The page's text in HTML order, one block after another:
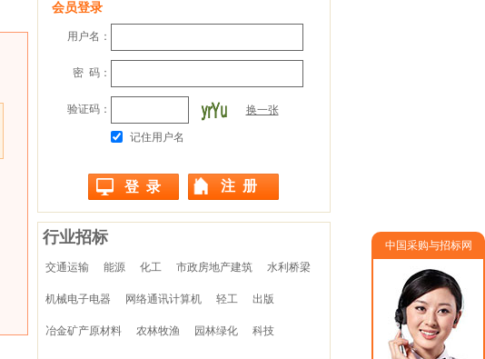
会员登录
用户名：
密 码：
验证码： 换一张
记住用户名
注 册
行业招标
交通运输 能源 化工 市政房地产建筑 水利桥梁
机械电子电器 网络通讯计算机 轻工 出版
冶金矿产原材料 农林牧渔 园林绿化 科技
中国采购与招标网